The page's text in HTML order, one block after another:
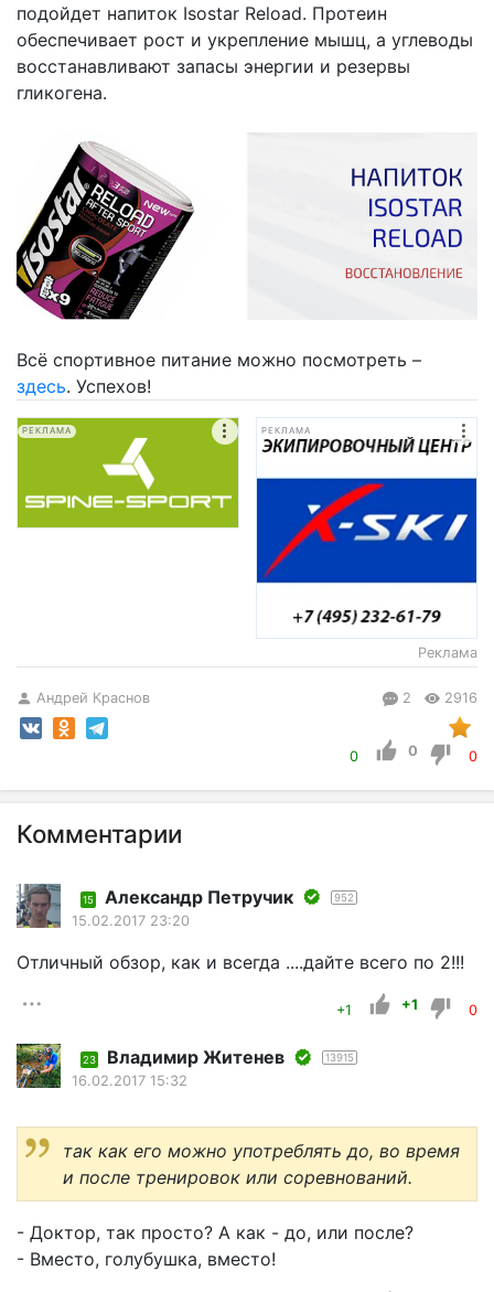
подойдет напиток Isostar Reload. Протеин
обеспечивает рост и укрепление мышц, а углеводы
восстанавливают запасы энергии и резервы
гликогена.
Всё спортивное питание можно посмотреть –
здесь. Успехов!
РЕКЛАМА РЕКЛАМА
Реклама
Андрей Краснов 2 2916
0 0 0
Комментарии
15 Александр Петручик 952
15.02.2017 23:20
Отличный обзор, как и всегда ....дайте всего по 2!!!
+1 +1 0
23 Владимир Житенев 13915
16.02.2017 15:32
так как его можно употреблять до, во время
и после тренировок или соревнований.
- Доктор, так просто? А как - до, или после?
- Вместо, голубушка, вместо!